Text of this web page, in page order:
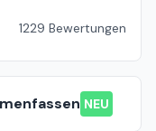
1229 Bewertungen
NEU